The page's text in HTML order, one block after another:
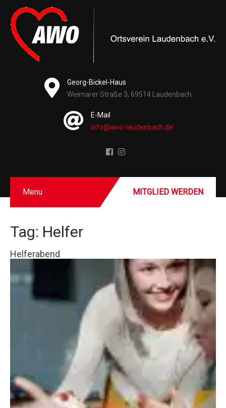
Georg-Bickel-Haus
Weimarer Straße 3, 69514 Laudenbach
E-Mail
info@awo-laudenbach.de
Menu MITGLIED WERDEN
Tag: Helfer
Helferabend